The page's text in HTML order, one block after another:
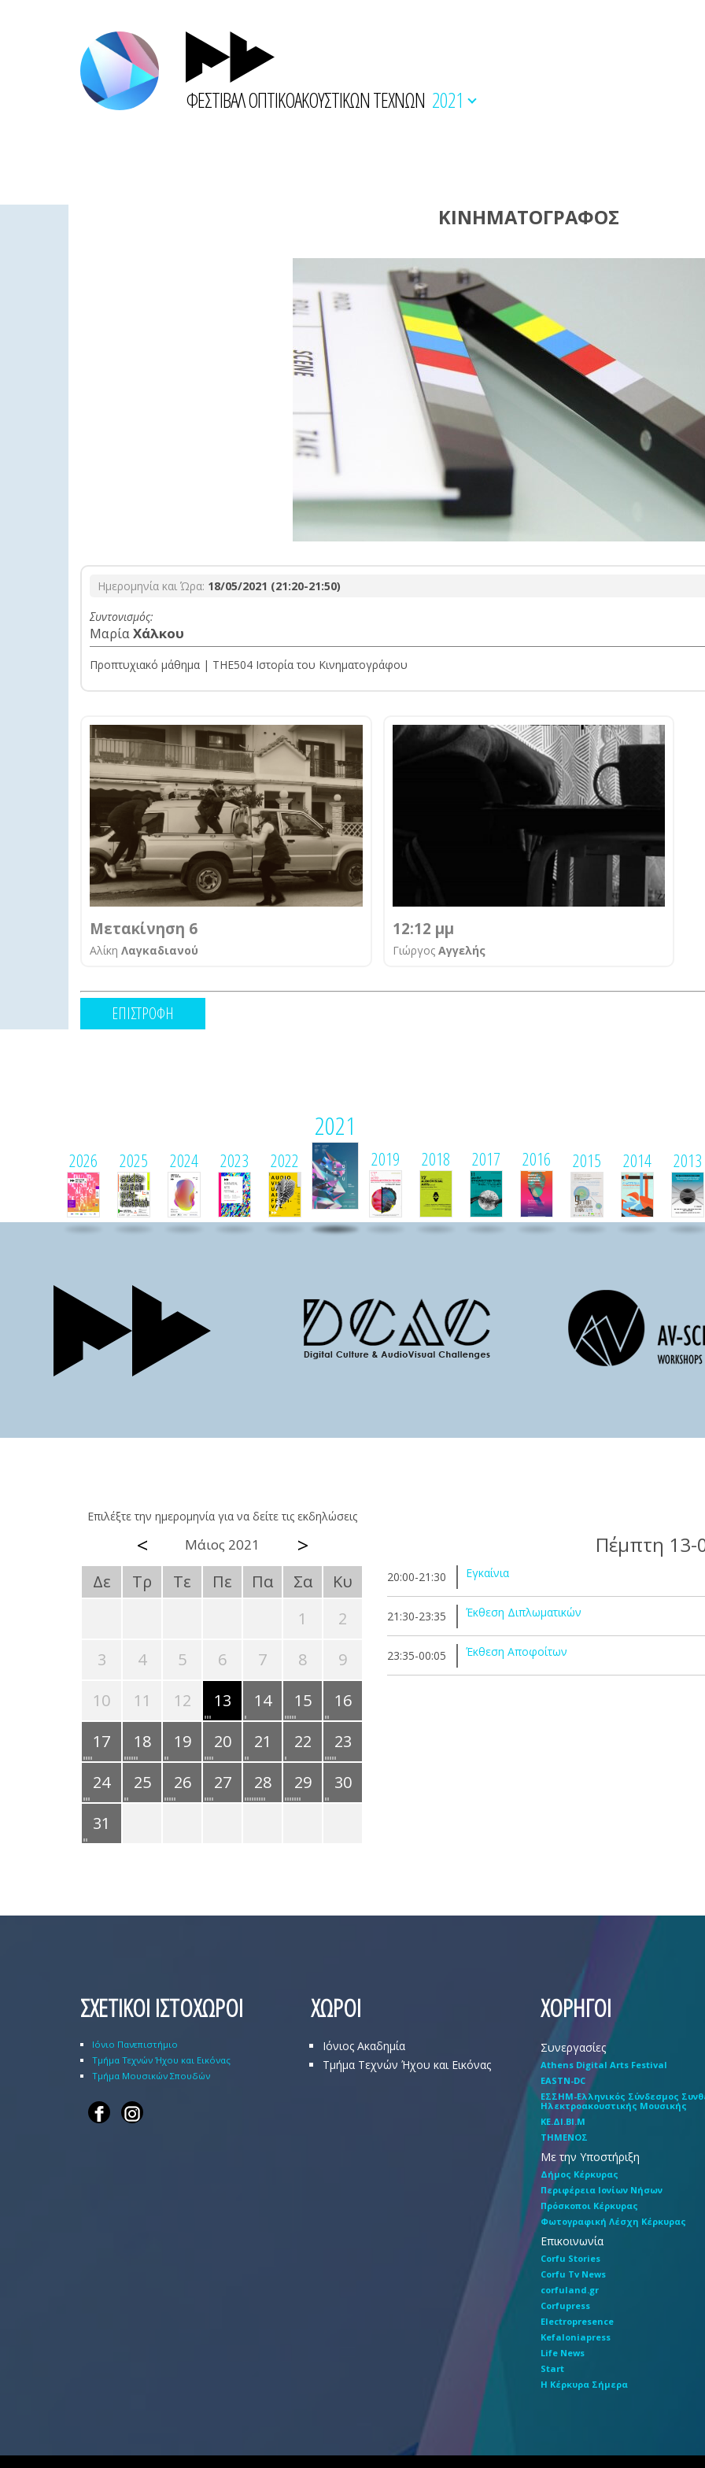
ΦΕΣΤΙΒΑΛ ΟΠΤΙΚΟΑΚΟΥΣΤΙΚΩΝ ΤΕΧΝΩΝ 2021
ΚΙΝΗΜΑΤΟΓΡΑΦΟΣ
Ημερομηνία και Ώρα: 18/05/2021 (21:20-21:50)
Συντονισμός:
ΜαρίαΧάλκου
Προπτυχιακό μάθημα | THE504 Ιστορία του Κινηματογράφου
Μετακίνηση 6
Αλίκη Λαγκαδιανού
12:12 μμ
Γιώργος Αγγελής
ΕΠΙΣΤΡΟΦΗ
2026 2025 2024 2023 2022
2021
2019 2018 2017 2016 2015 2014 2013
Επιλέξτε την ημερομηνία για να δείτε τις εκδηλώσεις
< Μάιος 2021 >
Δε Τρ Τε Πε Πα Σα
Κυ
1
2
3
4 5 6 7 8
9
10
11 12 13 14 15
16
17
18 19 20 21 22
23
24
25 26 27 28 29
30
31
Πέμπτη 13-
20:00-21:30 Εγκαίνια
21:30-23:35 Έκθεση Διπλωματικών
23:35-00:05 Έκθεση Αποφοίτων
ΣΧΕΤΙΚΟΙ ΙΣΤΟΧΩΡΟΙ
Ιόνιο Πανεπιστήμιο
Τμήμα Τεχνών Ήχου και Εικόνας
Τμήμα Μουσικών Σπουδών
ΧΩΡΟΙ
Ιόνιος Ακαδημία
Τμήμα Τεχνών Ήχου και Εικόνας
ΧΟΡΗΓΟΙ
Συνεργασίες
Athens Digital Arts Festival
EASTN-DC
EΣΣHM-Eλληνικός Σύνδεσμος
Hλεκτροακουστικής Mουσικής
ΚΕ.ΔΙ.ΒΙ.Μ
ΤΗΜΕΝΟΣ
Με την Υποστήριξη
Δήμος Κέρκυρας
Περιφέρεια Ιονίων Νήσων
Πρόσκοποι Κέρκυρας
Φωτογραφική Λέσχη Κέρκυρας
Επικοινωνία
Corfu Stories
Corfu Tv News
corfuland.gr
Corfupress
Electropresence
Kefaloniapress
Life News
Start
Η Κέρκυρα Σήμερα